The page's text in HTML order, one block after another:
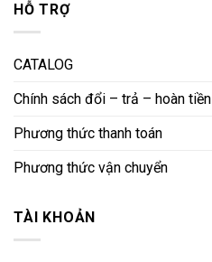
HỖ TRỢ
CATALOG
Chính sách đổi – trả – hoàn tiền
Phương thức thanh toán
Phương thức vận chuyển
TÀI KHOẢN